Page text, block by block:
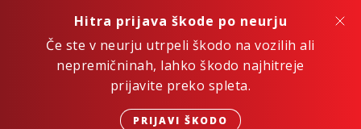
Hitra prijava škode po neurju
Če ste v neurju utrpeli škodo na vozilih ali
nepremičninah, lahko škodo najhitreje
prijavite preko spleta.
PRIJAVI ŠKODO